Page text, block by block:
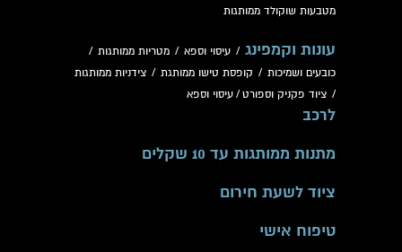
מטבעות שוקולד ממותגות
עונות וקמפינג / עיסוי וספא / מטריות ממותגות /
כובעים ושמיכות / קופסת טישו ממותגת / צידניות ממותגות
/ ציוד פקניק וספורט / עיסוי וספא
לרכב
מתנות ממותגות עד 10 שקלים
ציוד לשעת חירום
טיפוח אישי